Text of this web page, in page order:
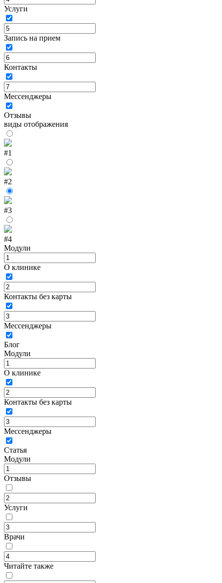
Услуги
Запись на прием
Контакты
Мессенджеры
Отзывы
виды отображения
#1
#2
#3
#4
Модули
О клинике
Контакты без карты
Мессенджеры
Блог
Модули
О клинике
Контакты без карты
Мессенджеры
Статья
Модули
Отзывы
Услуги
Врачи
Читайте также